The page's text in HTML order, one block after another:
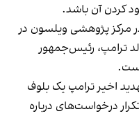
کردن آن باشد.
مرکز پژوهشی ویلسون در
ترامپ، رئیس‌جمهور
است.
اخیر ترامپ یک بلوف
درخواست‌های درباره